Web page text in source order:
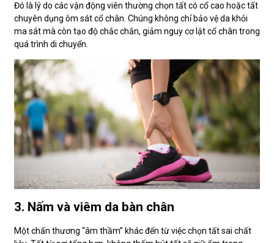
Đó là lý do các vận động viên thường chọn tất có cổ cao hoặc tất
chuyên dụng ôm sát cổ chân. Chúng không chỉ bảo vệ da khỏi
ma sát mà còn tạo độ chắc chắn, giảm nguy cơ lật cổ chân trong
quá trình di chuyển.
3. Nấm và viêm da bàn chân
Một chấn thương “âm thầm” khác đến từ việc chọn tất sai chất